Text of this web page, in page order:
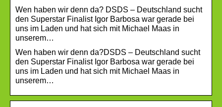
Wen haben wir denn da? DSDS – Deutschland sucht
den Superstar Finalist Igor Barbosa war gerade bei
uns im Laden und hat sich mit Michael Maas in
unserem…
Wen haben wir denn da?DSDS – Deutschland sucht
den Superstar Finalist Igor Barbosa war gerade bei
uns im Laden und hat sich mit Michael Maas in
unserem…